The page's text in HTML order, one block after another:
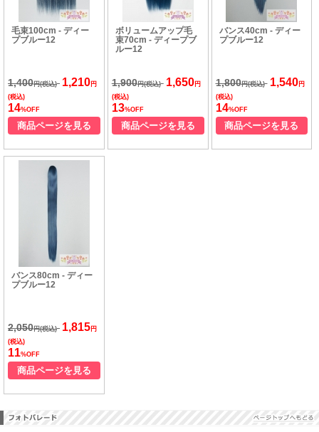
毛束100cm - ディー
プブルー12
1,400円(税込) 1,210 円
(税込)
14%OFF
商品ページを見る
ボリュームアップ毛
束70cm - ディープブ
ルー12
1,900円(税込) 1,650円
(税込)
13%OFF
商品ページを見る
バンス40cm - ディー
プブルー12
1,800円(税込) 1,540円
(税込)
14%OFF
商品ページを見る
バンス80cm - ディー
プブルー12
2,050円(税込) 1,815 円
(税込)
11%OFF
商品ページを見る